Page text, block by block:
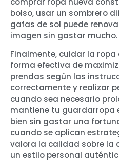
bolso, usar un sombrero
gafas de sol puede
imagen sin gastar mucho.
Finalmente, cuidar la ropa
forma efectiva de
prendas según las
correctamente y realizar
cuando sea necesario
mantiene tu guardarropa
bien sin gastar una
cuando se aplican
valora la calidad sobre la
un estilo personal